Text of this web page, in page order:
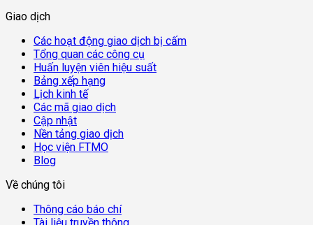
Giao dịch
Các hoạt động giao dịch bị cấm
Tổng quan các công cụ
Huấn luyện viên hiệu suất
Bảng xếp hạng
Lịch kinh tế
Các mã giao dịch
Cập nhật
Nền tảng giao dịch
Học viện FTMO
Blog
Về chúng tôi
Thông cáo báo chí